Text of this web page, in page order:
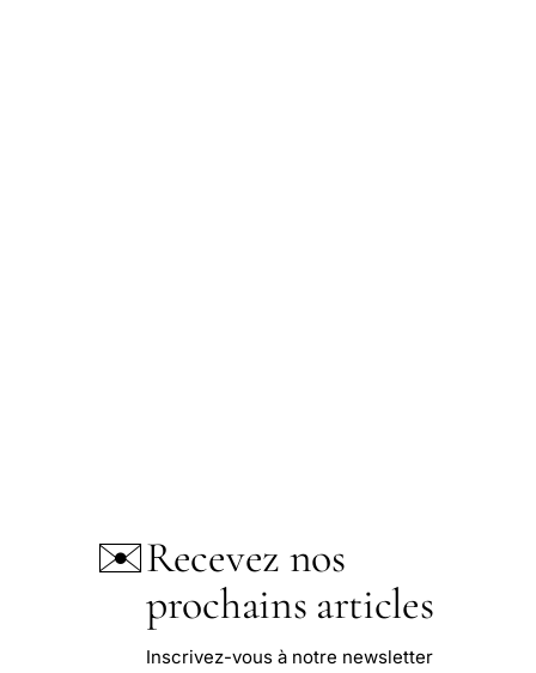
✉️Recevez nos
prochains articles
Inscrivez-vous à notre newsletter